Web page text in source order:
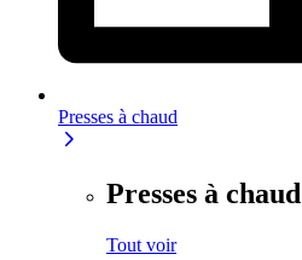
Presses à chaud
Presses à chaud
Tout voir